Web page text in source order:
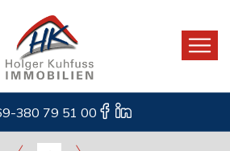
380 79 51 00